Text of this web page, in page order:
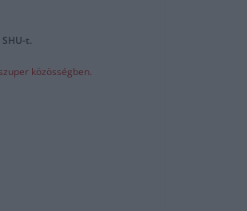
t.
közösségben.